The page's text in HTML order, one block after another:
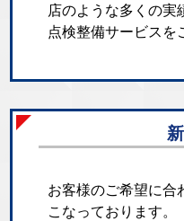
店のような多くの実
点検整備サービスを
お客様のご希望に合
こなっております。